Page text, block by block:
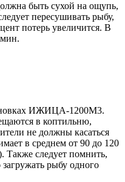
быть сухой на ощупь,
пересушивать рыбу,
потерь увеличится. В
ИЖИЦА-1200М3.
в коптильню,
не должны касаться
в среднем от 90 до 120
Также следует помнить,
рыбу одного